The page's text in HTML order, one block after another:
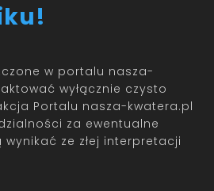
w portalu nasza-
wyłącznie czysto
Portalu nasza-kwatera.pl
za ewentualne
ze złej interpretacji